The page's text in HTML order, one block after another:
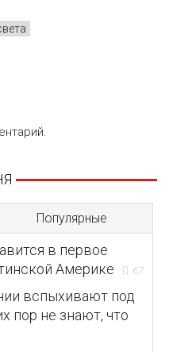
Популярные
в первое
Америке
67
вспыхивают под
пор не знают, что